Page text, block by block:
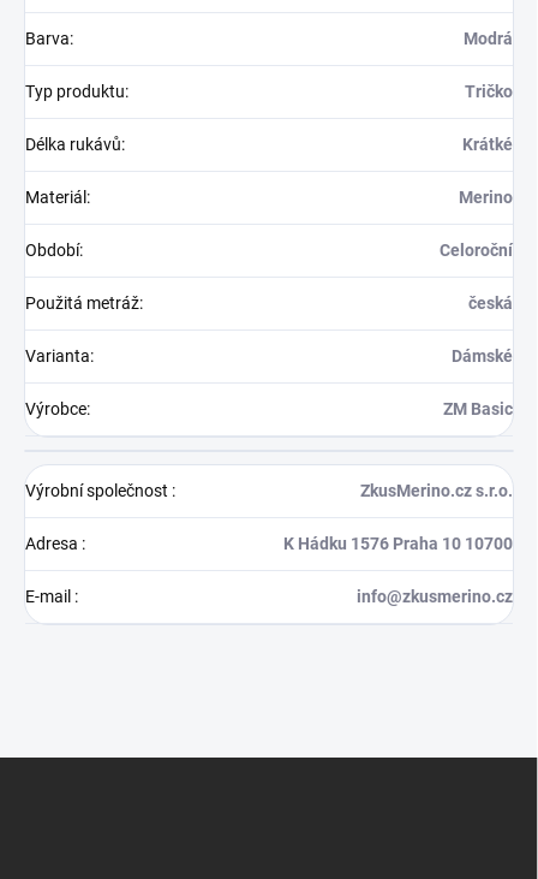
Barva: Modrá
Typ produktu: Tričko
Délka rukávů: Krátké
Materiál : Merino
Období: Celoroční
Použitá metráž: česká
Varianta: Dámské
Výrobce: ZM Basic
Výrobní společnost : ZkusMerino.cz s.r.o.
Adresa : K Hádku 1576 Praha 10 10700
E-mail : info@zkusmerino.cz